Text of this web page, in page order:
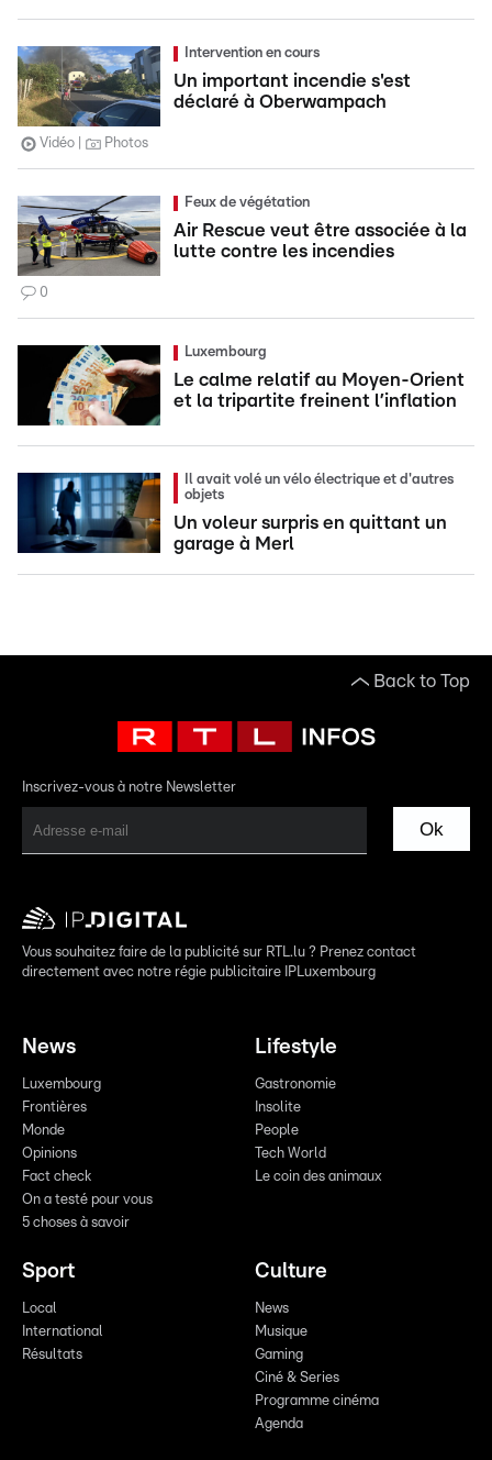
Intervention en cours
Un important incendie s'est
déclaré à Oberwampach
Vidéo Photos
Feux de végétation
Air Rescue veut être associée à la
lutte contre les incendies
0
Luxembourg
Le calme relatif au Moyen-Orient
et la tripartite freinent l’inflation
Il avait volé un vélo électrique et d'autres
objets
Un voleur surpris en quittant un
garage à Merl
Back to Top
Inscrivez-vous à notre Newsletter
Ok
Vous souhaitez faire de la publicité sur RTL.lu ? Prenez contact
directement avec notre régie publicitaire IPLuxembourg
News
Luxembourg
Frontières
Monde
Opinions
Fact check
On a testé pour vous
5 choses à savoir
Lifestyle
Gastronomie
Insolite
People
Tech World
Le coin des animaux
Sport
Local
International
Résultats
Culture
News
Musique
Gaming
Ciné & Series
Programme cinéma
Agenda